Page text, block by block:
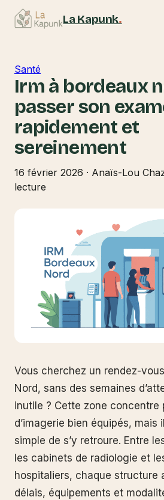
La Kapunk.
Santé
Irm à bordeaux
passer son
rapidement et
sereinement
16 février 2026 · Anaïs-Lou
lecture
Vous cherchez un rendez-vous
Nord, sans des semaines
inutile ? Cette zone concentre
d’imagerie bien équipés, mais
simple de s’y retroure. Entre
les cabinets de radiologie et
hospitaliers, chaque structure
délais, équipements et